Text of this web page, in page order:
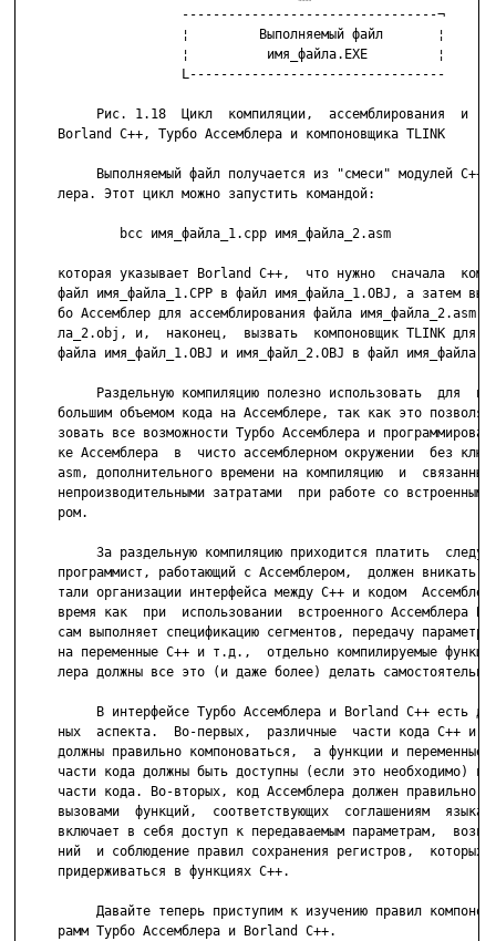
                     ---------------------------------¬
                     ¦         Выполняемый файл       ¦
                     ¦          имя_файла.EXE         ¦
                     L---------------------------------
Рис. 1.18  Цикл  компиляции,  ассемблирования  и
     Borland C++, Турбо Ассемблера и компоновщика TLINK
Выполняемый файл получается из "смеси" модулей С++
     лера. Этот цикл можно запустить командой:
             bcc имя_файла_1.cpp имя_файла_2.asm
которая указывает Borland C++,  что нужно  сначала
файл имя_файла_1.СPP в файл имя_файла_1.OBJ, а затем
бо Ассемблер для ассемблирования файла имя_файла_2.asm в
ла_2.obj, и,  наконец,  вызвать  компоновщик TLINK для
файла имя_файл_1.OBJ и имя_файл_2.OBJ в файл
Раздельную компиляцию полезно использовать  для
большим объемом кода на Ассемблере, так как это
зовать все возможности Турбо Ассемблера и
ке Ассемблера  в  чисто ассемблерном окружении  без
asm, дополнительного времени на компиляцию  и
непроизводительными затратами  при работе со встроенным
     ром.
За раздельную компиляцию приходится платить
программист, работающий с Ассемблером,  должен вникать
тали организации интерфейса между С++ и кодом
время как  при  использовании  встроенного Ассемблера
сам выполняет спецификацию сегментов, передачу
на переменные С++ и т.д.,  отдельно компилируемые
лера должны все это (и даже более) делать
В интерфейсе Турбо Ассемблера и Borland C++ есть
ных  аспекта.  Во-первых,  различные  части кода С++ и
должны правильно компоноваться,  а функции и переменные
части кода должны быть доступны (если это необходимо) в
части кода. Во-вторых, код Ассемблера должен правильно
вызовами  функций,  соответствующих  соглашениям  языка
включает в себя доступ к передаваемым параметрам,
ний  и соблюдение правил сохранения регистров,  которых
     придерживаться в функциях С++.
Давайте теперь приступим к изучению правил
     рамм Турбо Ассемблера и Borland C++.